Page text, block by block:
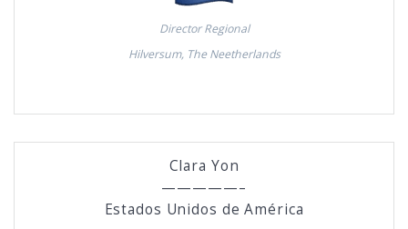
Director Regional
Hilversum, The Neetherlands
Clara Yon
—————–
Estados Unidos de América